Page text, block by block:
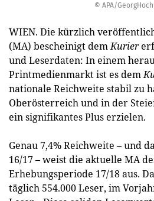
© APA/
WIEN. Die kürzlich
(MA) bescheinigt demKurier
und Leserdaten: In einem
Printmedienmarkt ist es dem
nationale Reichweite stabil zu
Oberösterreich und in der
ein signifikantes Plus erzielen.
Genau 7,4% Reichweite – und
16/17 – weist die aktuelle MA
Erhebungsperiode 17/18 aus.
täglich 554.000 Leser, im